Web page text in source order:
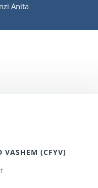
Anita
VASHEM (CFYV)